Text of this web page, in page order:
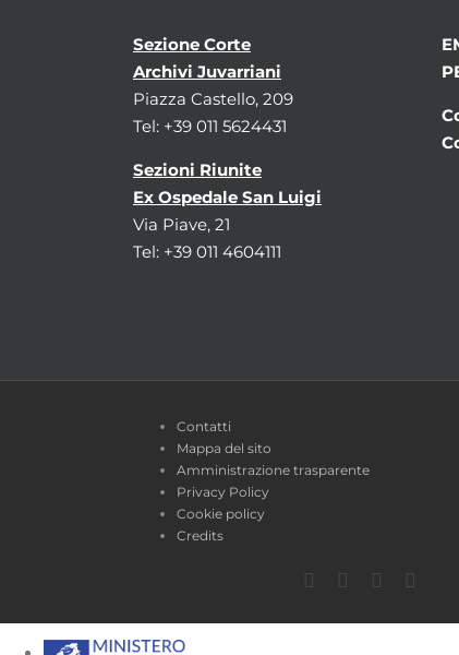
Sezione Corte
Archivi Juvarriani
Piazza Castello, 209
Tel: +39 011 5624431
Sezioni Riunite
Ex Ospedale San Luigi
Via Piave, 21
Tel: +39 011 4604111
Contatti
Mappa del sito
Amministrazione trasparente
Privacy Policy
Cookie policy
Credits
Facebook
TwitterYouTube